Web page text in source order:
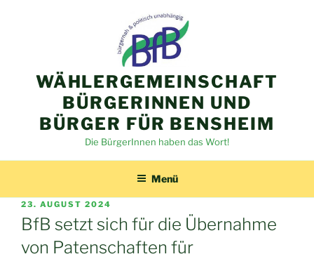
WÄHLERGEMEINSCHAFT
BÜRGERINNEN UND
BÜRGER FÜR BENSHEIM
Die BürgerInnen haben das Wort!
Menü
VERÖFFENTLICHT
AM
23. AUGUST 2024
BfB setzt sich für die Übernahme
von Patenschaften für